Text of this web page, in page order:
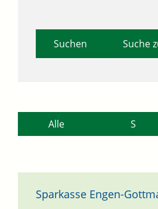
Suche
Alle S
Sparkasse Engen-